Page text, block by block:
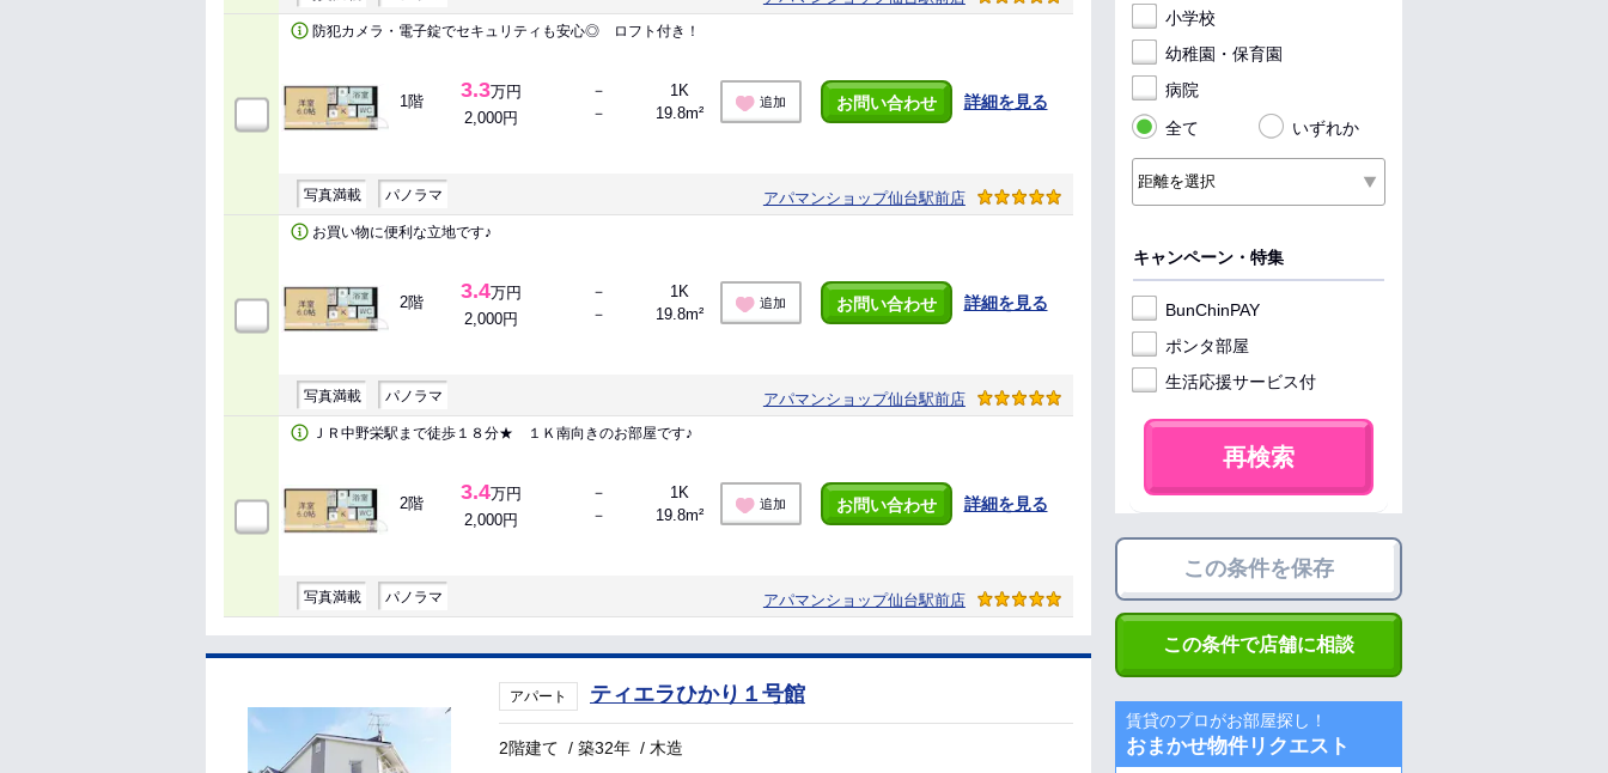
防犯カメラ・電子錠でセキュリティも安心◎ ロフト付き！
1階 3.3万円
2,000円
－
－
1K
19.8m²
追加 お問い合わせ 詳細を見る
写真満載 パノラマ アパマンショップ仙台駅前店
お買い物に便利な立地です♪
2階 3.4万円
2,000円
－
－
1K
19.8m²
追加 お問い合わせ 詳細を見る
写真満載 パノラマ アパマンショップ仙台駅前店
ＪＲ中野栄駅まで徒歩１８分★ １Ｋ南向きのお部屋です♪
2階 3.4万円
2,000円
－
－
1K
19.8m²
追加 お問い合わせ 詳細を見る
写真満載 パノラマ アパマンショップ仙台駅前店
アパート ティエラひかり１号館
2階建て /築32年 / 木造
小学校
幼稚園・保育園
病院
全て
いずれか
キャンペーン・特集
BunChinPAY
ポンタ部屋
生活応援サービス付
再検索
この条件を保存
この条件で店舗に相談
賃貸のプロがお部屋探し！
おまかせ物件リクエスト